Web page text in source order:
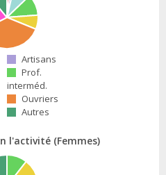
Artisans
Prof.
interméd.
Ouvriers
Autres
l'activité (Femmes)